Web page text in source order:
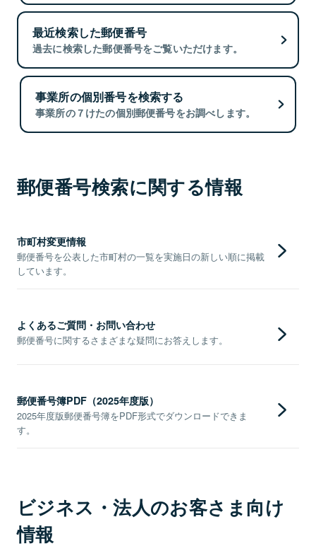
最近検索した郵便番号
過去に検索した郵便番号をご覧いただけます。
事業所の個別番号を検索する
事業所の７けたの個別郵便番号をお調べします。
郵便番号検索に関する情報
市町村変更情報
郵便番号を公表した市町村の一覧を実施日の新しい順に掲載
しています。
よくあるご質問・お問い合わせ
郵便番号に関するさまざまな疑問にお答えします。
郵便番号簿PDF（2025年度版）
2025年度版郵便番号簿をPDF形式でダウンロードできま
す。
ビジネス・法人のお客さま向け
情報